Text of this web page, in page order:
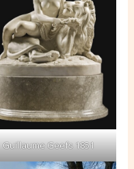
Guillaume Geefs 1851